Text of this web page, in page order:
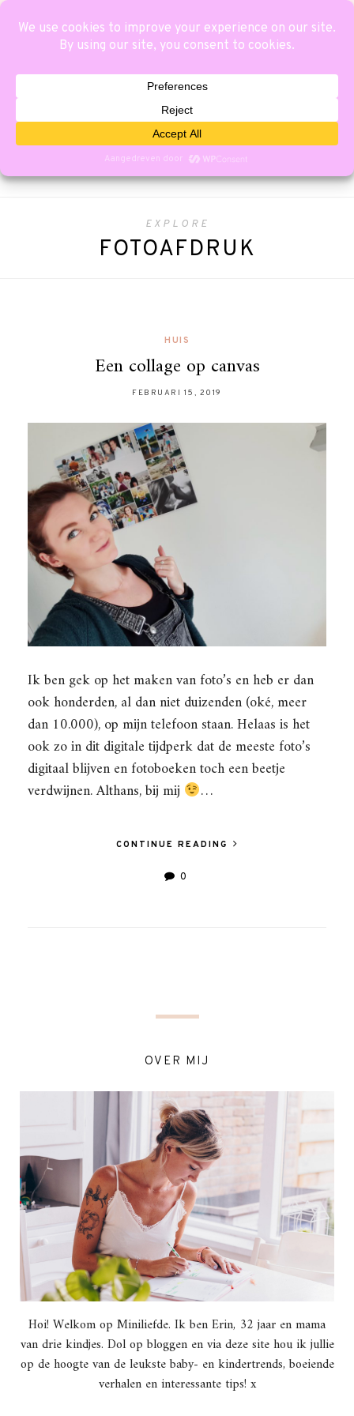
EXPLORE
FOTOAFDRUK
HUIS
Een collage op canvas
FEBRUARI 15, 2019
Ik ben gek op het maken van foto’s en heb er dan
ook honderden, al dan niet duizenden (oké, meer
dan 10.000), op mijn telefoon staan. Helaas is het
ook zo in dit digitale tijdperk dat de meeste foto’s
digitaal blijven en fotoboeken toch een beetje
verdwijnen. Althans, bij mij
…
CONTINUE READING
0
OVER MIJ
Hoi! Welkom op Miniliefde. Ik ben Erin, 32 jaar en mama
van drie kindjes. Dol op bloggen en via deze site hou ik jullie
op de hoogte van de leukste baby- en kindertrends, boeiende
verhalen en interessante tips! x